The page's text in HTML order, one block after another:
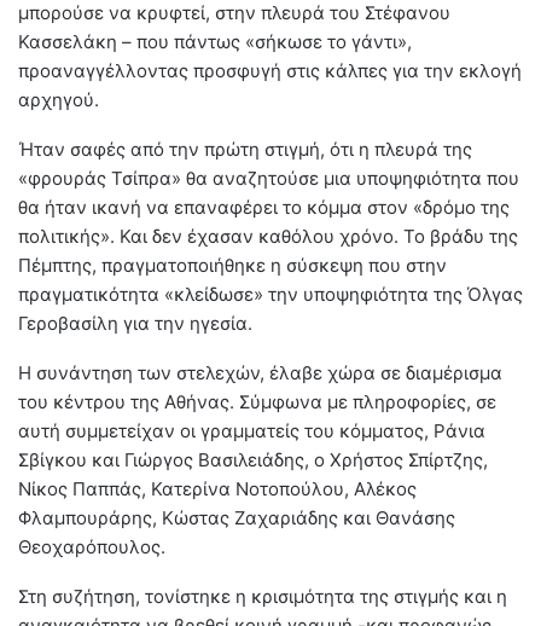
μπορούσε να κρυφτεί, στην πλευρά του Στέφανου
Κασσελάκη – που πάντως «σήκωσε το γάντι»,
προαναγγέλλοντας προσφυγή στις κάλπες για την εκλογή
αρχηγού.
Ήταν σαφές από την πρώτη στιγμή, ότι η πλευρά της
«φρουράς Τσίπρα» θα αναζητούσε μια υποψηφιότητα που
θα ήταν ικανή να επαναφέρει το κόμμα στον «δρόμο της
πολιτικής». Και δεν έχασαν καθόλου χρόνο. Το βράδυ της
Πέμπτης, πραγματοποιήθηκε η σύσκεψη που στην
πραγματικότητα «κλείδωσε» την υποψηφιότητα της Όλγας
Γεροβασίλη για την ηγεσία.
Η συνάντηση των στελεχών, έλαβε χώρα σε διαμέρισμα
του κέντρου της Αθήνας. Σύμφωνα με πληροφορίες, σε
αυτή συμμετείχαν οι γραμματείς του κόμματος, Ράνια
Σβίγκου και Γιώργος Βασιλειάδης, ο Χρήστος Σπίρτζης,
Νίκος Παππάς, Κατερίνα Νοτοπούλου, Αλέκος
Φλαμπουράρης, Κώστας Ζαχαριάδης και Θανάσης
Θεοχαρόπουλος.
Στη συζήτηση, τονίστηκε η κρισιμότητα της στιγμής και η